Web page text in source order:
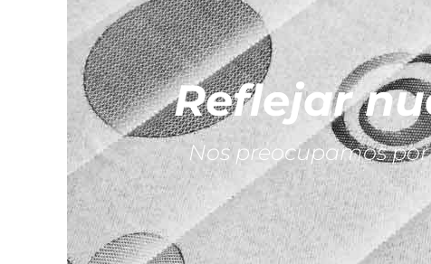
Reflejar
Nos preocupamos